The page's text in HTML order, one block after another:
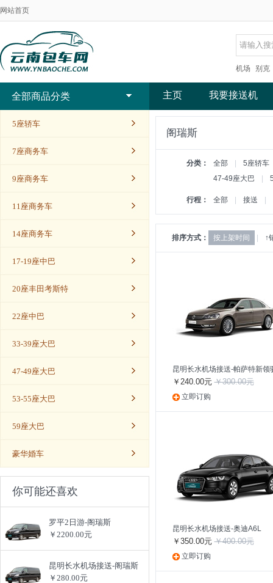
网站首页
机场 别克
全部商品分类 主页 我要接送机
5座轿车
7座商务车
9座商务车
11座商务车
14座商务车
17-19座中巴
20座丰田考斯特
22座中巴
33-39座大巴
47-49座大巴
53-55座大巴
59座大巴
豪华婚车
你可能还喜欢
罗平2日游-阁瑞斯
￥2200.00元
昆明长水机场接送-阁瑞斯
￥280.00元
阁瑞斯
分类： 全部
5座轿车
47-49座大巴
行程： 全部 接送
排序方式： 按上架时间 ↑
昆明长水机场接送-帕萨特新领
￥240.00元￥300.00元
立即订购
昆明长水机场接送-奥迪A6L
￥350.00元￥400.00元
立即订购